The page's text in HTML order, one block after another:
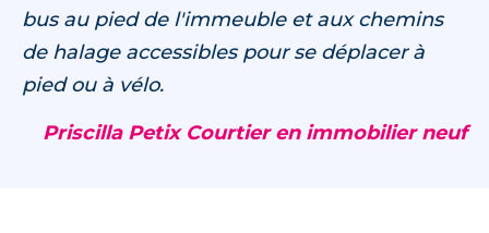
bus au pied de l'immeuble et aux chemins
de halage accessibles pour se déplacer à
pied ou à vélo.
Priscilla Petix Courtier en immobilier neuf